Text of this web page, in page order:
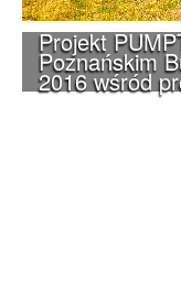
Projekt
Poznańskim
2016 wśród